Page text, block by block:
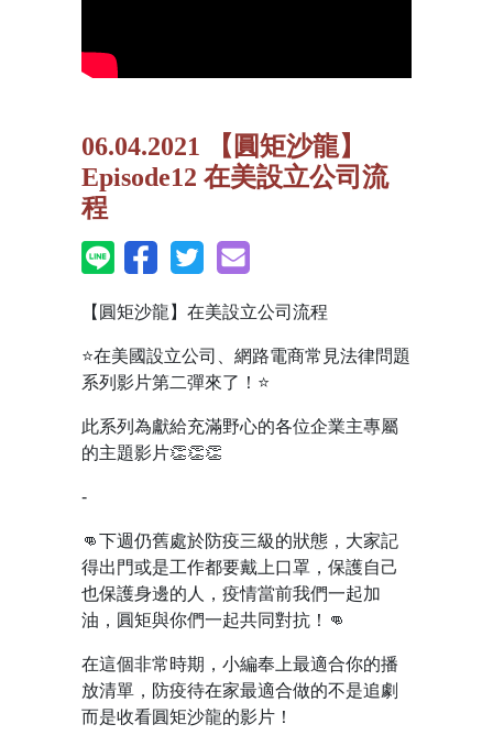
06.04.2021 【圓矩沙龍】
Episode12 在美設立公司流
程
【圓矩沙龍】在美設立公司流程
⭐在美國設立公司、網路電商常見法律問題
系列影片第二彈來了！ ⭐
此系列為獻給充滿野心的各位企業主專屬
的主題影片👏👏👏
-
👊下週仍舊處於防疫三級的狀態，大家記
得出門或是工作都要戴上口罩，保護自己
也保護身邊的人，疫情當前我們一起加
油，圓矩與你們一起共同對抗！ 👊
在這個非常時期，小編奉上最適合你的播
放清單，防疫待在家最適合做的不是追劇
而是收看圓矩沙龍的影片！